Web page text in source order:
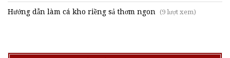
Hướng dẫn làm cá kho riềng sả thơm ngon (9 lượt xem)